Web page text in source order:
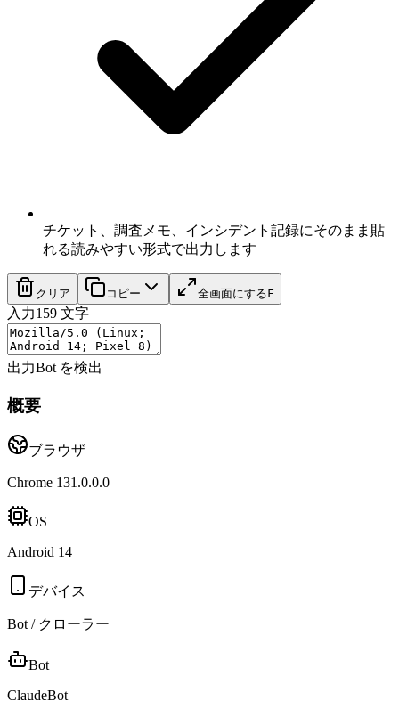
チケット、調査メモ、インシデント記録にそのまま貼
れる読みやすい形式で出力します
クリア コピー 全画面にするF
入力159 文字
出力Bot を検出
概要
ブラウザ
Chrome 131.0.0.0
OS
Android 14
デバイス
Bot / クローラー
Bot
ClaudeBot